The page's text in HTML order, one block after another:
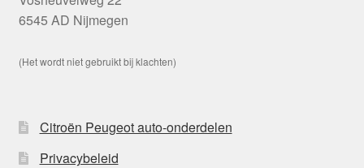
6545 AD Nijmegen
(Het wordt niet gebruikt bij klachten)
Citroën Peugeot auto-onderdelen
Privacybeleid